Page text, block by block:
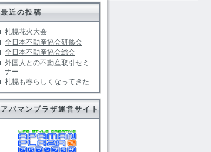
最近の投稿
札幌花火大会
全日本不動産協会研修会
全日本不動産協会総会
外国人との不動産取引セミ
ナー
札幌も春らしくなってきた
アパマンプラザ運営サイト